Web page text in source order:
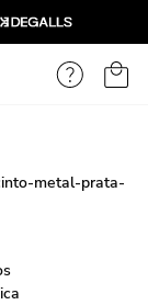
metal-prata-